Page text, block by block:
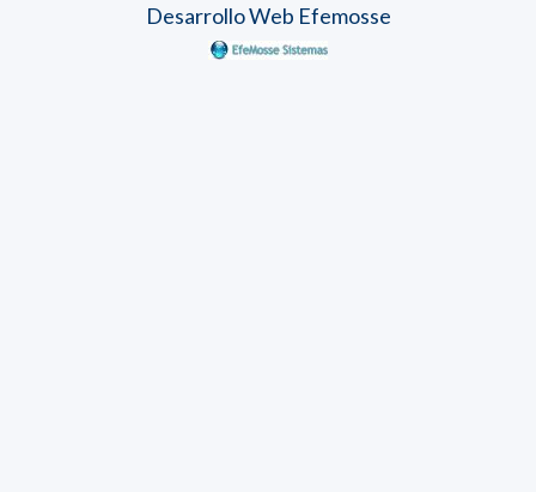
Desarrollo Web Efemosse